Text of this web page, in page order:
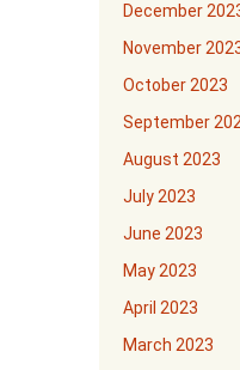
December
November
October 2023
September
August 2023
July 2023
June 2023
May 2023
April 2023
March 2023